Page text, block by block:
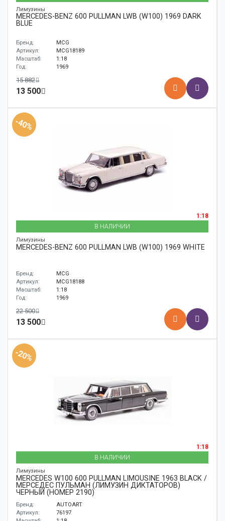
Лимузины
MERCEDES-BENZ 600 PULLMAN LWB (W100) 1969 DARK
BLUE
Бренд:
MCG
Артикул:
MCG18189
Масштаб:
1:18
Год:
1969
15 882
13 500
-40%
1:18
В НАЛИЧИИ
Лимузины
MERCEDES-BENZ 600 PULLMAN LWB (W100) 1969 WHITE
Бренд:
MCG
Артикул:
MCG18188
Масштаб:
1:18
Год:
1969
22 500
13 500
-20%
1:18
В НАЛИЧИИ
Лимузины
MERCEDES W100 600 PULLMAN LIMOUSINE 1963 BLACK /
МЕРСЕДЕС ПУЛЬМАН (ЛИМУЗИН ДИКТАТОРОВ)
ЧЕРНЫЙ (НОМЕР 2190)
Бренд:
AUTOART
Артикул:
76197